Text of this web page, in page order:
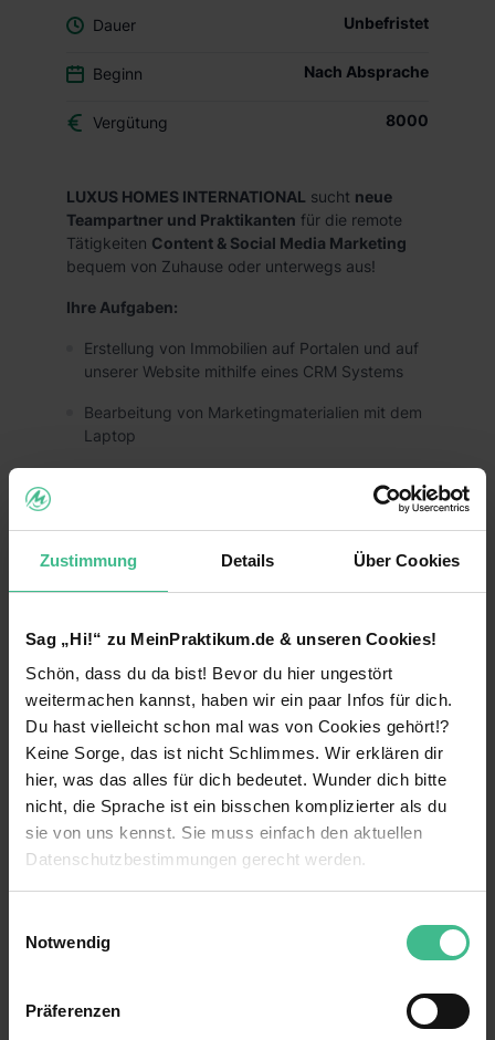
Zustimmung Details Über Cookies
Sag „Hi!“ zu MeinPraktikum.de & unseren Cookies!
Schön, dass du da bist! Bevor du hier ungestört
weitermachen kannst, haben wir ein paar Infos für dich.
Du hast vielleicht schon mal was von Cookies gehört!?
Keine Sorge, das ist nicht Schlimmes. Wir erklären dir
hier, was das alles für dich bedeutet. Wunder dich bitte
nicht, die Sprache ist ein bisschen komplizierter als du
sie von uns kennst. Sie muss einfach den aktuellen
Datenschutzbestimmungen gerecht werden.
Benutzung der Webseite getroffenen Einstellungen zu
Notwendig
Präferenzen
Dauer Unbefristet
Beginn Nach Absprache
Vergütung 8000
LUXUS HOMES INTERNATIONAL sucht neue
Teampartner und Praktikanten für die remote
Tätigkeiten Content & Social Media Marketing
bequem von Zuhause oder unterwegs aus!
Ihre Aufgaben:
Erstellung von Immobilien auf Portalen und auf
unserer Website mithilfe eines CRM Systems
Bearbeitung von Marketingmaterialien mit dem
Laptop
Marketing, Vertrieb, Buchhaltung,
Personalmanagement, Startup und
Was wir anbieten:
Wertvolle Erfahrungen, Skills und
Wissenskenntnisse in unterschiedlichen
Bereichen einer internationalen
Immobilienagentur
Positive Arbeitsatmosphäre im jungen und
offenherzigem Team
Überdurchschnittlicher Verdienst mit 6.000€ -
8.000€ monatlich in den ersten Monaten
möglich
weiterlesen
Benefits
Eigener Arbeitsplatz
Firmenwagen
Wohnung wird vom Unternehmen gestellt